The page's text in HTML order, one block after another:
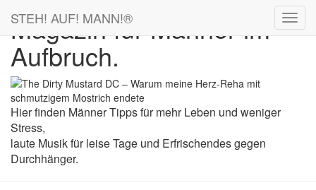
STEH! AUF! MANN!®
Magazin für Männer im
Aufbruch.
Hier finden Männer Tipps für mehr Leben und weniger
Stress,
laute Musik für leise Tage und Erfrischendes gegen
Durchhänger.